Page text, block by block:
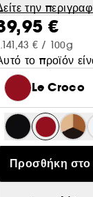
την
€
€ / 100g
το προϊόν
Le Croco
Προσθήκη στο